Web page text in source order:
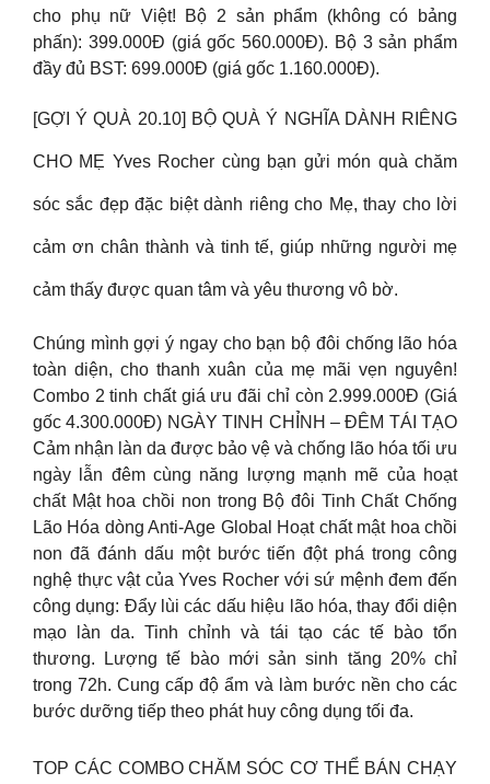
cho phụ nữ Việt! Bộ 2 sản phẩm (không có bảng
phấn): 399.000Đ (giá gốc 560.000Đ). Bộ 3 sản phẩm
đầy đủ BST: 699.000Đ (giá gốc 1.160.000Đ).
[GỢI Ý QUÀ 20.10] BỘ QUÀ Ý NGHĨA DÀNH RIÊNG
CHO MẸ Yves Rocher cùng bạn gửi món quà chăm
sóc sắc đẹp đặc biệt dành riêng cho Mẹ, thay cho lời
cảm ơn chân thành và tinh tế, giúp những người mẹ
cảm thấy được quan tâm và yêu thương vô bờ.
Chúng mình gợi ý ngay cho bạn bộ đôi chống lão hóa
toàn diện, cho thanh xuân của mẹ mãi vẹn nguyên!
Combo 2 tinh chất giá ưu đãi chỉ còn 2.999.000Đ (Giá
gốc 4.300.000Đ) NGÀY TINH CHỈNH – ĐÊM TÁI TẠO
Cảm nhận làn da được bảo vệ và chống lão hóa tối ưu
ngày lẫn đêm cùng năng lượng mạnh mẽ của hoạt
chất Mật hoa chồi non trong Bộ đôi Tinh Chất Chống
Lão Hóa dòng Anti-Age Global Hoạt chất mật hoa chồi
non đã đánh dấu một bước tiến đột phá trong công
nghệ thực vật của Yves Rocher với sứ mệnh đem đến
công dụng: Đẩy lùi các dấu hiệu lão hóa, thay đổi diện
mạo làn da. Tinh chỉnh và tái tạo các tế bào tổn
thương. Lượng tế bào mới sản sinh tăng 20% chỉ
trong 72h. Cung cấp độ ẩm và làm bước nền cho các
bước dưỡng tiếp theo phát huy công dụng tối đa.
TOP CÁC COMBO CHĂM SÓC CƠ THỂ BÁN CHẠY